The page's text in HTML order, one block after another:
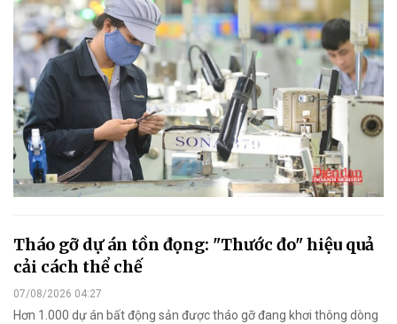
Tháo gỡ dự án tồn đọng: "Thước đo" hiệu quả
cải cách thể chế
07/08/2026 04:27
Hơn 1.000 dự án bất động sản được tháo gỡ đang khơi thông dòng